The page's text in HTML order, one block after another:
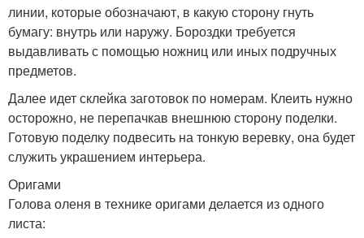
линии, которые обозначают, в какую сторону гнуть
бумагу: внутрь или наружу. Бороздки требуется
выдавливать с помощью ножниц или иных подручных
предметов.
Далее идет склейка заготовок по номерам. Клеить нужно
осторожно, не перепачкав внешнюю сторону поделки.
Готовую поделку подвесить на тонкую веревку, она будет
служить украшением интерьера.
Оригами
Голова оленя в технике оригами делается из одного
листа: